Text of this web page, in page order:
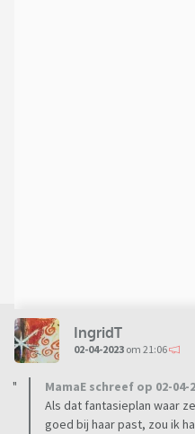
IngridT
02-04-2023 om 21:06
MamaE schreef op 02-04-
Als dat fantasieplan waar
goed bij haar past, zou ik